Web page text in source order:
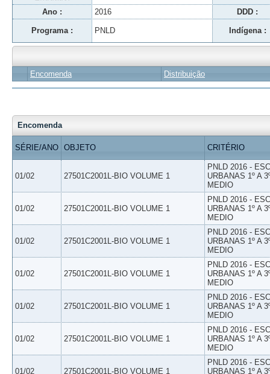
Ano : 2016 DDD :
Programa : PNLD Indígena :
Encomenda Distribuição
Encomenda
SÉRIE/ANO OBJETO CRITÉRIO
01/02 27501C2001L-BIO VOLUME 1
PNLD 2016 -
URBANAS 1º A
MEDIO
01/02 27501C2001L-BIO VOLUME 1
PNLD 2016 -
URBANAS 1º A
MEDIO
01/02 27501C2001L-BIO VOLUME 1
PNLD 2016 -
URBANAS 1º A
MEDIO
01/02 27501C2001L-BIO VOLUME 1
PNLD 2016 -
URBANAS 1º A
MEDIO
01/02 27501C2001L-BIO VOLUME 1
PNLD 2016 -
URBANAS 1º A
MEDIO
01/02 27501C2001L-BIO VOLUME 1
PNLD 2016 -
URBANAS 1º A
MEDIO
01/02 27501C2001L-BIO VOLUME 1
PNLD 2016 -
URBANAS 1º A